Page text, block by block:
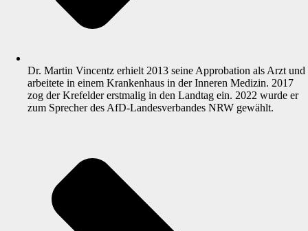
Dr. Martin Vincentz erhielt 2013 seine Approbation als Arzt und
arbeitete in einem Krankenhaus in der Inneren Medizin. 2017
zog der Krefelder erstmalig in den Landtag ein. 2022 wurde er
zum Sprecher des AfD-Landesverbandes NRW gewählt.